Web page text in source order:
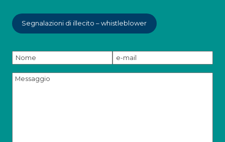
Segnalazioni di illecito – whistleblower